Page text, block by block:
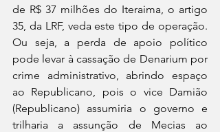
de R$ 37 milhões do Iteraima, o artigo
35, da LRF, veda este tipo de operação.
Ou seja, a perda de apoio político
pode levar à cassação de Denarium por
crime administrativo, abrindo espaço
ao Republicano, pois o vice Damião
(Republicano) assumiria o governo e
trilharia a assunção de Mecias ao